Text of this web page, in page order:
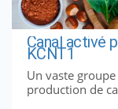
Canal activé
KCNT1
Un vaste
production de